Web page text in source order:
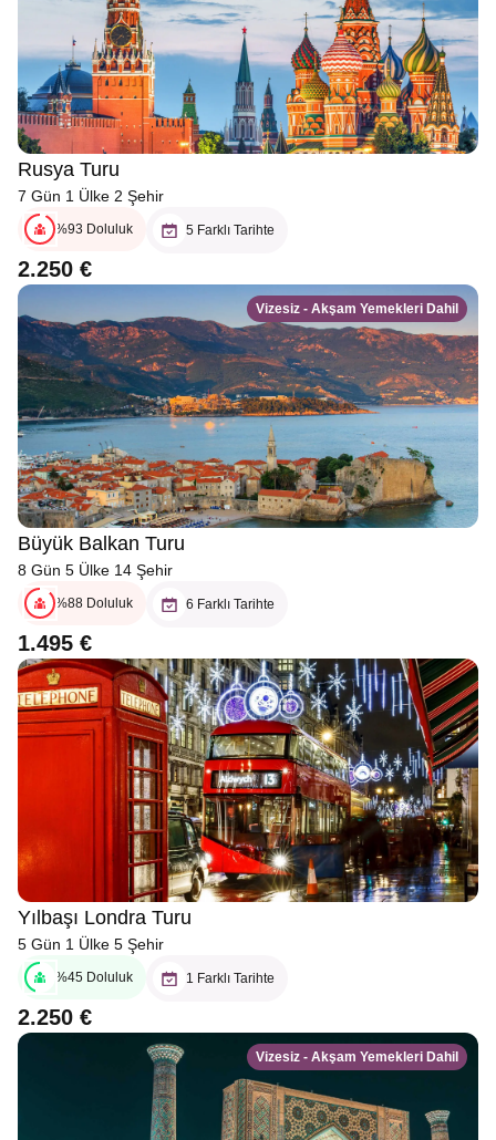
Rusya Turu
7 Gün 1 Ülke 2 Şehir
%93 Doluluk 5 Farklı Tarihte
2.250 €
Vizesiz - Akşam Yemekleri Dahil
Büyük Balkan Turu
8 Gün 5 Ülke 14 Şehir
%88 Doluluk 6 Farklı Tarihte
1.495 €
Yılbaşı Londra Turu
5 Gün 1 Ülke 5 Şehir
%45 Doluluk 1 Farklı Tarihte
2.250 €
Vizesiz - Akşam Yemekleri Dahil